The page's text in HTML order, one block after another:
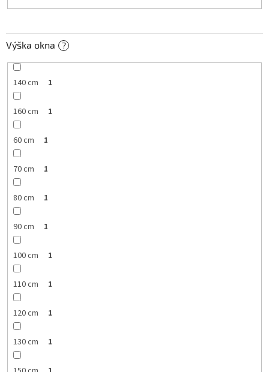
Výška okna ?
140 cm 1
160 cm 1
60 cm 1
70 cm 1
80 cm 1
90 cm 1
100 cm 1
110 cm 1
120 cm 1
130 cm 1